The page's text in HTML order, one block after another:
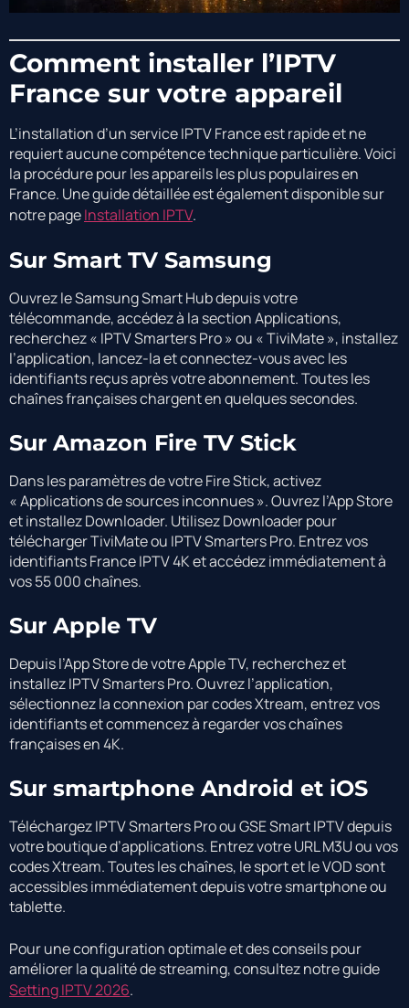
Comment installer l’IPTV
France sur votre appareil
L’installation d’un service IPTV France est rapide et ne
requiert aucune compétence technique particulière. Voici
la procédure pour les appareils les plus populaires en
France. Une guide détaillée est également disponible sur
notre pageInstallation IPTV.
Sur Smart TV Samsung
Ouvrez le Samsung Smart Hub depuis votre
télécommande, accédez à la section Applications,
recherchez « IPTV Smarters Pro » ou « TiviMate », installez
l’application, lancez-la et connectez-vous avec les
identifiants reçus après votre abonnement. Toutes les
chaînes françaises chargent en quelques secondes.
Sur Amazon Fire TV Stick
Dans les paramètres de votre Fire Stick, activez
« Applications de sources inconnues ». Ouvrez l’App Store
et installez Downloader. Utilisez Downloader pour
télécharger TiviMate ou IPTV Smarters Pro. Entrez vos
identifiants France IPTV 4K et accédez immédiatement à
vos 55 000 chaînes.
Sur Apple TV
Depuis l’App Store de votre Apple TV, recherchez et
installez IPTV Smarters Pro. Ouvrez l’application,
sélectionnez la connexion par codes Xtream, entrez vos
identifiants et commencez à regarder vos chaînes
françaises en 4K.
Sur smartphone Android et iOS
Téléchargez IPTV Smarters Pro ou GSE Smart IPTV depuis
votre boutique d’applications. Entrez votre URL M3U ou vos
codes Xtream. Toutes les chaînes, le sport et le VOD sont
accessibles immédiatement depuis votre smartphone ou
tablette.
Pour une configuration optimale et des conseils pour
améliorer la qualité de streaming, consultez notre guide
Setting IPTV 2026.